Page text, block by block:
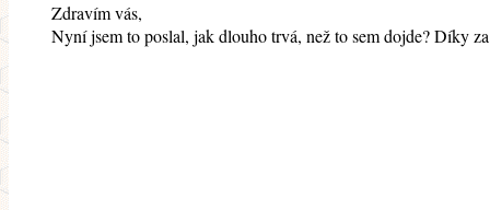
Zdravím vás,
Nyní jsem to poslal, jak dlouho trvá, než to sem dojde? Díky